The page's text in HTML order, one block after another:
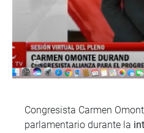
Congresista Carmen
parlamentario durante la